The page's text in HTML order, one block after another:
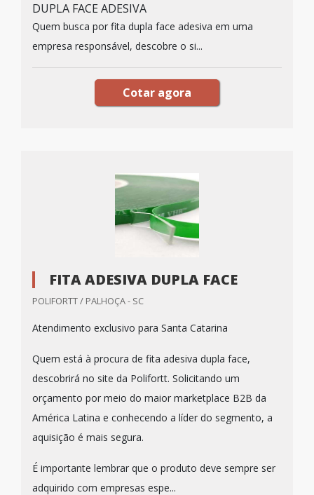
DUPLA FACE ADESIVA
Quem busca por fita dupla face adesiva em uma
empresa responsável, descobre o si...
Cotar agora
FITA ADESIVA DUPLA FACE
POLIFORTT / PALHOÇA - SC
Atendimento exclusivo para Santa Catarina
Quem está à procura de fita adesiva dupla face,
descobrirá no site da Polifortt. Solicitando um
orçamento por meio do maior marketplace B2B da
América Latina e conhecendo a líder do segmento, a
aquisição é mais segura.
É importante lembrar que o produto deve sempre ser
adquirido com empresas espe...